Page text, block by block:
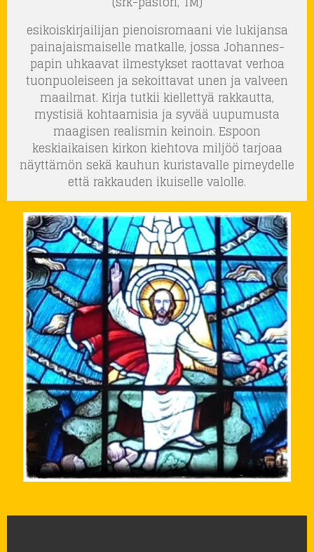
esikoiskirjailijan pienoisromaani vie lukijansa
painajaismaiselle matkalle, jossa Johannes-
papin uhkaavat ilmestykset raottavat verhoa
tuonpuoleiseen ja sekoittavat unen ja valveen
maailmat. Kirja tutkii kiellettyä rakkautta,
mystisiä kohtaamisia ja syvää uupumusta
maagisen realismin keinoin. Espoon
keskiaikaisen kirkon kiehtova miljöö tarjoaa
näyttämön sekä kauhun kuristavalle pimeydelle
että rakkauden ikuiselle valolle.